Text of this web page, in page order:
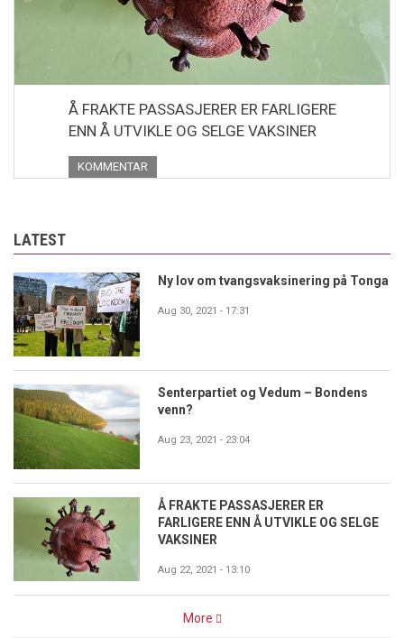
Å FRAKTE PASSASJERER ER FARLIGERE
ENN Å UTVIKLE OG SELGE VAKSINER
KOMMENTAR
LATEST
Ny lov om tvangsvaksinering på Tonga
Aug 30, 2021 - 17:31
Senterpartiet og Vedum – Bondens
venn?
Aug 23, 2021 - 23:04
Å FRAKTE PASSASJERER ER
FARLIGERE ENN Å UTVIKLE OG SELGE
VAKSINER
Aug 22, 2021 - 13:10
More